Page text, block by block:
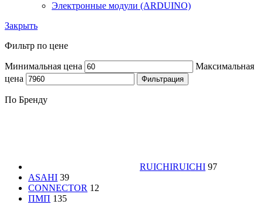
Электронные модули (ARDUINO)
Закрыть
Фильтр по цене
Минимальная цена
Максимальная
цена
Фильтрация
По Бренду
RUICHIRUICHI 97
ASAHI 39
CONNECTOR 12
ПМП 135